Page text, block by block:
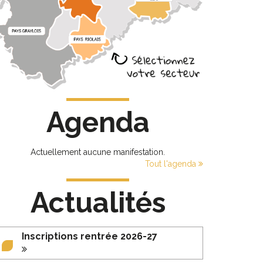
Agenda
Actuellement aucune manifestation.
Tout l'agenda
Actualités
Inscriptions rentrée 2026-27